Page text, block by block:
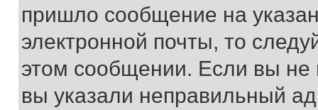
пришло сообщение на
электронной почты, то
этом сообщении. Если вы
вы указали неправильный